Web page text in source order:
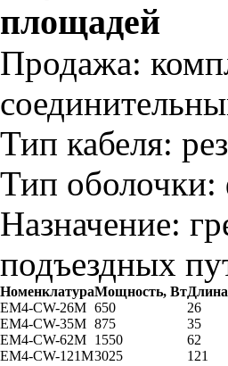
площадей
Продажа:
Тип кабеля:
Тип оболочки:
Назначение:
подъездных
НоменклатураМощность, Вт
EM4-CW-26M 650 26
EM4-CW-35M 875 35
EM4-CW-62M 1550 62
EM4-CW-121M3025 121